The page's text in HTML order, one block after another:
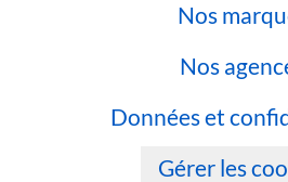
Nos
Nos
Données et
Gérer les